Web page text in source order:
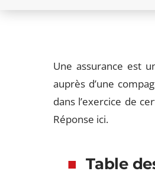
Une assurance est
auprès d’une
dans l’exercice de
Réponse ici.
Table